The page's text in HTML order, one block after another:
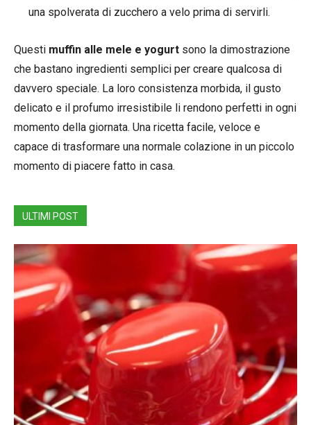
una spolverata di zucchero a velo prima di servirli.
Questi muffin alle mele e yogurt sono la dimostrazione
che bastano ingredienti semplici per creare qualcosa di
davvero speciale. La loro consistenza morbida, il gusto
delicato e il profumo irresistibile li rendono perfetti in ogni
momento della giornata. Una ricetta facile, veloce e
capace di trasformare una normale colazione in un piccolo
momento di piacere fatto in casa.
ULTIMI POST